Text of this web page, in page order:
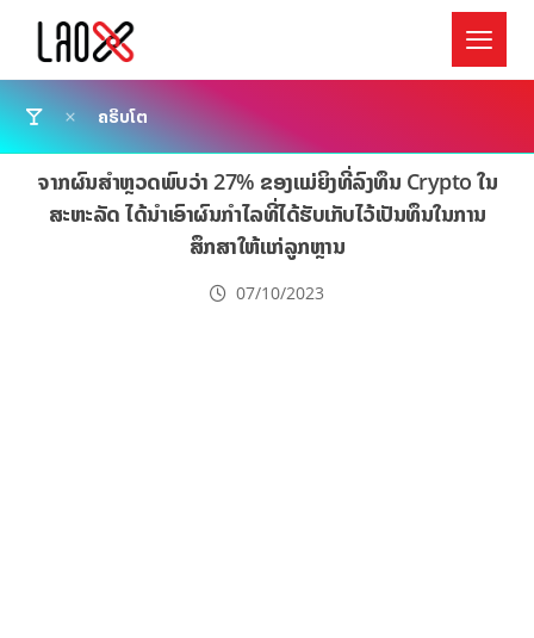
ຄຣິບໂຕ
ຈາກຜົນສຳຫຼວດພົບວ່າ 27% ຂອງແມ່ຍິງທີ່ລົງທຶນ Crypto ໃນ
ສະຫະລັດ ໄດ້ນຳເອົາຜົນກຳໄລທີ່ໄດ້ຮັບເກັບໄວ້ເປັນທຶນໃນການ
ສຶກສາໃຫ້ແກ່ລູກຫຼານ
07/10/2023